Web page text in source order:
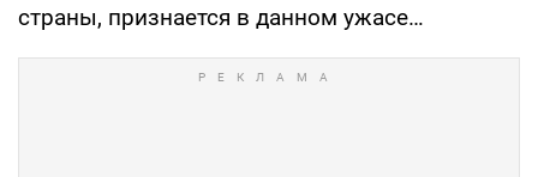
страны, признается в данном ужасе…